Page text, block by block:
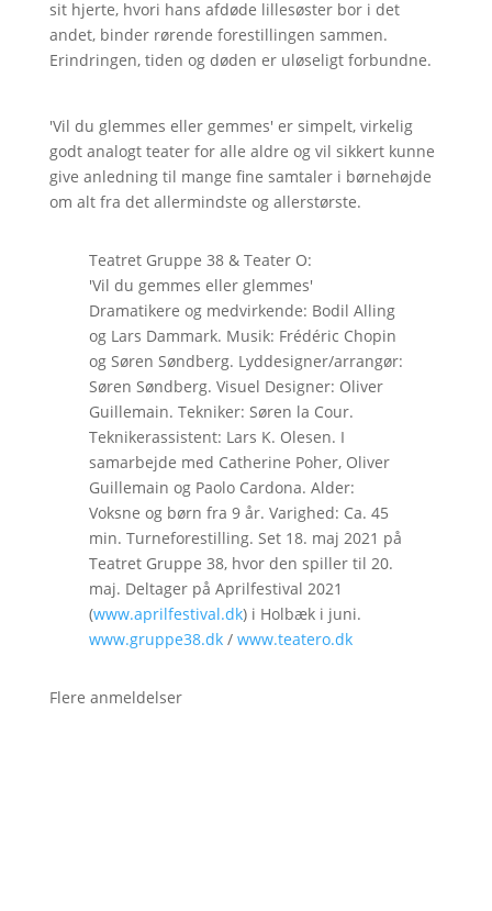
sit hjerte, hvori hans afdøde lillesøster bor i det
andet, binder rørende forestillingen sammen.
Erindringen, tiden og døden er uløseligt forbundne.
'Vil du glemmes eller gemmes' er simpelt, virkelig
godt analogt teater for alle aldre og vil sikkert kunne
give anledning til mange fine samtaler i børnehøjde
om alt fra det allermindste og allerstørste.
Teatret Gruppe 38 & Teater O:
'Vil du gemmes eller glemmes'
Dramatikere og medvirkende: Bodil Alling
og Lars Dammark. Musik: Frédéric Chopin
og Søren Søndberg. Lyddesigner/arrangør:
Søren Søndberg. Visuel Designer: Oliver
Guillemain. Tekniker: Søren la Cour.
Teknikerassistent: Lars K. Olesen. I
samarbejde med Catherine Poher, Oliver
Guillemain og Paolo Cardona. Alder:
Voksne og børn fra 9 år. Varighed: Ca. 45
min. Turneforestilling. Set 18. maj 2021 på
Teatret Gruppe 38, hvor den spiller til 20.
maj. Deltager på Aprilfestival 2021
(www.aprilfestival.dk) i Holbæk i juni.
www.gruppe38.dk/ www.teatero.dk
Flere anmeldelser